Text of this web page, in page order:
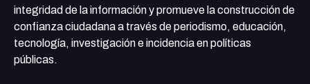
integridad de la información y promueve la construcción de
confianza ciudadana a través de periodismo, educación,
tecnología, investigación e incidencia en políticas
públicas.